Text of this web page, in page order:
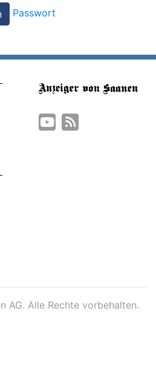
Passwort
AG. Alle Rechte vorbehalten.